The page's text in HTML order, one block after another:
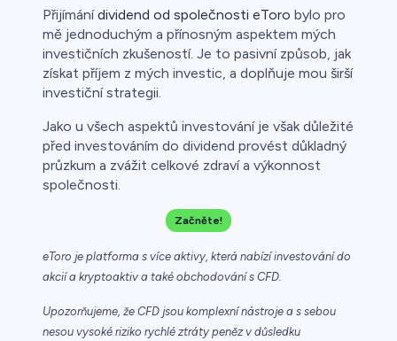
Přijímánídividend od společnosti eToro bylo pro
mě jednoduchým a přínosným aspektem mých
investičních zkušeností. Je to pasivní způsob, jak
získat příjem z mých investic, a doplňuje mou širší
investiční strategii.
Jako u všech aspektů investování je však důležité
před investováním do dividend provést důkladný
průzkum a zvážit celkové zdraví a výkonnost
společnosti.
Začněte!
eToro je platforma s více aktivy, která nabízí investování do
akcií a kryptoaktiv a také obchodování s CFD.
Upozorňujeme, že CFD jsou komplexní nástroje a s sebou
nesou vysoké riziko rychlé ztráty peněz v důsledku